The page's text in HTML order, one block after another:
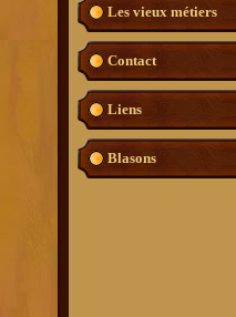
Les vieux métiers
Contact
Liens
Blasons